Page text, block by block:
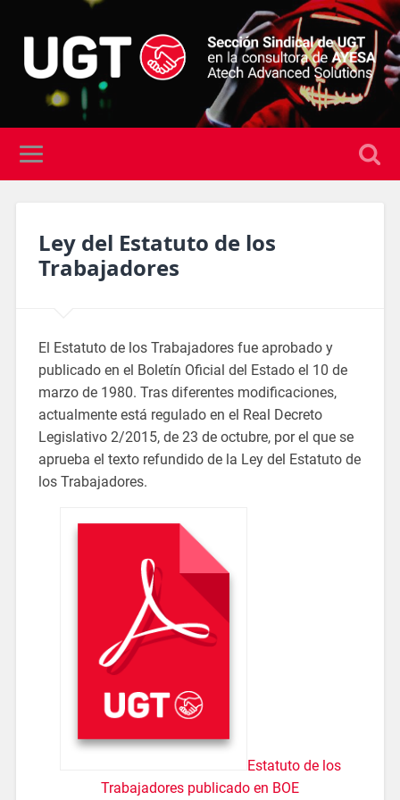
Ley del Estatuto de los
Trabajadores
El Estatuto de los Trabajadores fue aprobado y
publicado en el Boletín Oficial del Estado el 10 de
marzo de 1980. Tras diferentes modificaciones,
actualmente está regulado en el Real Decreto
Legislativo 2/2015, de 23 de octubre, por el que se
aprueba el texto refundido de la Ley del Estatuto de
los Trabajadores.
Estatuto de los
Trabajadores publicado en BOE